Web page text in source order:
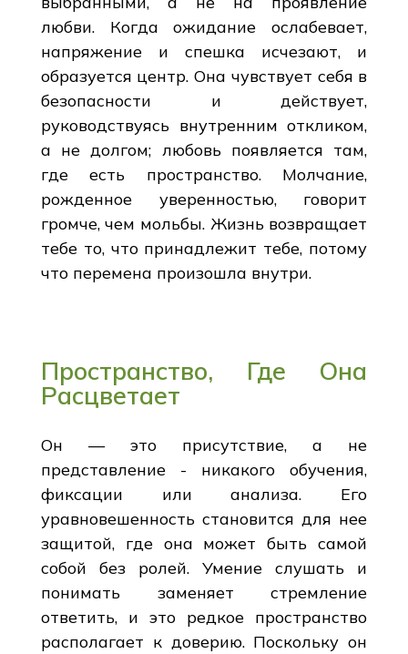
любви. Когда ожидание ослабевает,
напряжение и спешка исчезают, и
образуется центр. Она чувствует себя в
безопасности и действует,
руководствуясь внутренним откликом,
а не долгом; любовь появляется там,
где есть пространство. Молчание,
рожденное уверенностью, говорит
громче, чем мольбы. Жизнь возвращает
тебе то, что принадлежит тебе, потому
что перемена произошла внутри.
Пространство, Где Она
Расцветает
Он — это присутствие, а не
представление - никакого обучения,
фиксации или анализа. Его
уравновешенность становится для нее
защитой, где она может быть самой
собой без ролей. Умение слушать и
понимать заменяет стремление
ответить, и это редкое пространство
располагает к доверию. Поскольку он